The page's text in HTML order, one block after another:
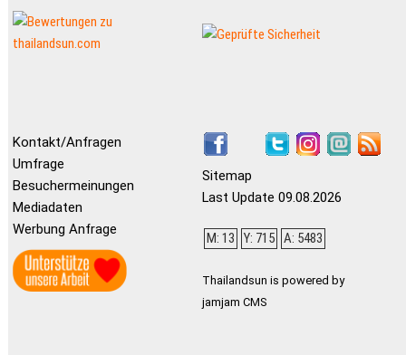
Kontakt/Anfragen
Umfrage
Besuchermeinungen
Mediadaten
Werbung Anfrage
Sitemap
Last Update 09.08.2026
M: 13 Y: 715 A: 5483
Thailandsun is powered by
jamjam CMS